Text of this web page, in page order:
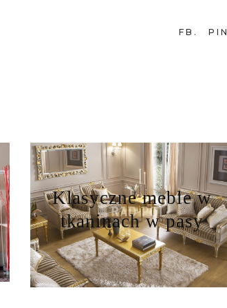
FB PIN
Klasyczne meble w
tkaninach w pasy